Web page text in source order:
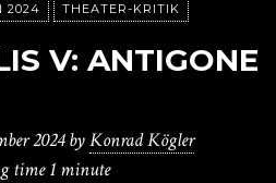
2024 THEATER-KRITIK
V: ANTIGONE
2024 byKonrad Kögler
time1 minute